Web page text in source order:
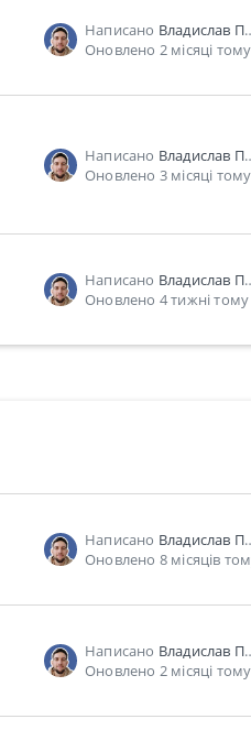
Написано Владислав Пономарь
Оновлено 2 місяці тому
Написано Владислав Пономарь
Оновлено 3 місяці тому
Написано Владислав Пономарь
Оновлено 4 тижні тому
Написано Владислав Пономарь
Оновлено 8 місяців
Написано Владислав Пономарь
Оновлено 2 місяці тому